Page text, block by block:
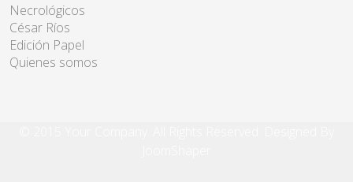
Necrológicos
César Ríos
Edición Papel
Quienes somos